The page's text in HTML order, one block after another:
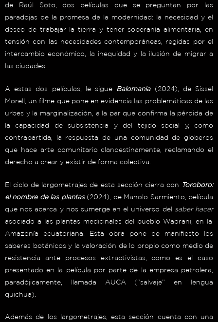
de Raúl Soto, dos películas que se preguntan por las
paradojas de la promesa de la modernidad: la necesidad y el
deseo de trabajar la tierra y tener soberanía alimentaria, en
tensión con las necesidades contemporáneas, regidas por el
intercambio económico, la inequidad y la ilusión de migrar a
las ciudades.
A estas dos películas, le sigue Balomania (2024), de Sissel
Morell, un filme que pone en evidencia las problemáticas de las
urbes y la marginalización, a la par que confirma la pérdida de
la capacidad de subsistencia y del tejido social y, como
contrapartida, la respuesta de una comunidad de globeros
que hace arte comunitario clandestinamente, reclamando el
derecho a crear y existir de forma colectiva.
El ciclo de largometrajes de esta sección cierra con Toroboro:
el nombre de las plantas (2024), de Manolo Sarmiento, película
que nos acerca y nos sumerge en el universo del saber hacer
asociado a las plantas medicinales del pueblo Waorani, en la
Amazonía ecuatoriana. Esta obra pone de manifiesto los
saberes botánicos y la valoración de lo propio como medio de
resistencia ante procesos extractivistas, como es el caso
presentado en la película por parte de la empresa petrolera,
paradójicamente, llamada AUCA (“salvaje” en lengua
quichua)
Además de los largometrajes, esta sección cuenta con una